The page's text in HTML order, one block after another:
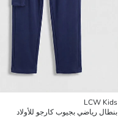
LCW Kids
بنطال رياضي بجيوب كارجو للأولاد